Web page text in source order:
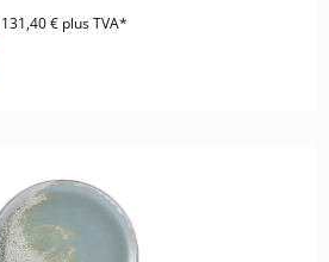
€ plus TVA*